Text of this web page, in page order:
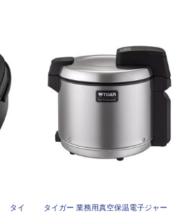
タイ
タイガー 業務用真空保温電子ジャー